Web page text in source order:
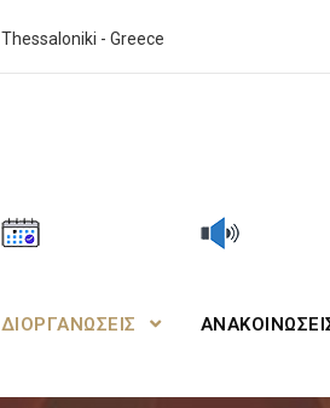
Thessaloniki - Greece
ΔΙΟΡΓΑΝΩΣΕΙΣ